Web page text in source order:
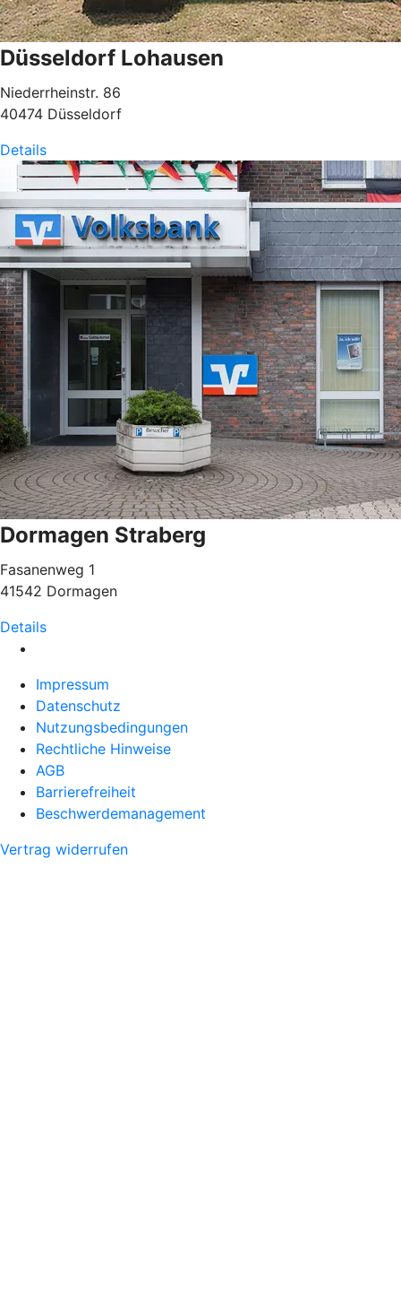
Düsseldorf Lohausen
Niederrheinstr. 86
40474 Düsseldorf
Details
Dormagen Straberg
Fasanenweg 1
41542 Dormagen
Details
Impressum
Datenschutz
Nutzungsbedingungen
Rechtliche Hinweise
AGB
Barrierefreiheit
Beschwerdemanagement
Vertrag widerrufen